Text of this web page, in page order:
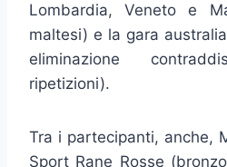
Lombardia, Veneto e
maltesi) e la gara
eliminazione
ripetizioni).
Tra i partecipanti, anche,
Sport Rane Rosse